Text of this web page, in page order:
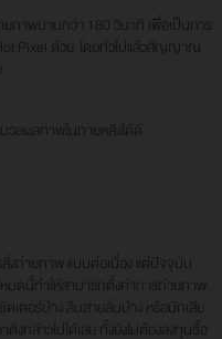
าพนานกว่า 180 วินาที เพื่อเป็นการ
Pixel ด้วย โดยทั่วไปแล้วสัญญาณ
ลผลภาพในภายหลังได้ดี
งถ่ายภาพ แบบต่อเนื่อง แต่ปัจจุบัน
มดนี้ทำให้สามารถตั้งค่าการถ่ายภาพ
เตอร์บ้าง ลืมสายลั่นบ้าง หรือมักเสีย
กล่าวไปได้เลย ทั้งยังไม่ต้องลงทุนซื้อ